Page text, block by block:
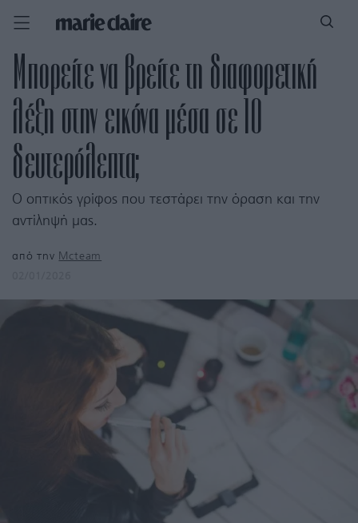
Μπορείτε να βρείτε τη διαφορετική
λέξη στην εικόνα μέσα σε 10
δευτερόλεπτα;
Ο οπτικός γρίφος που τεστάρει την όραση και την
αντίληψή μας.
από την Mcteam